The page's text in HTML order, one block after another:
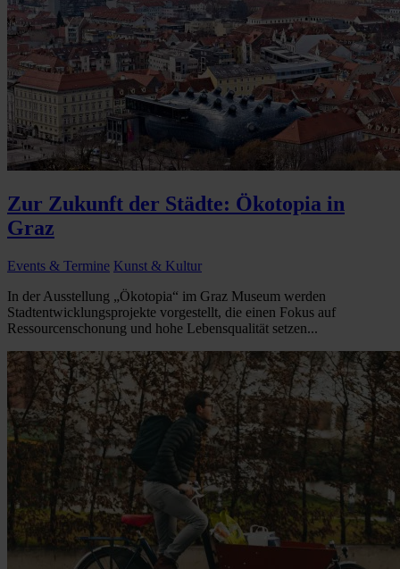
Zur Zukunft der Städte: Ökotopia in
Graz
Events & Termine Kunst & Kultur
In der Ausstellung „Ökotopia“ im Graz Museum werden
Stadtentwicklungsprojekte vorgestellt, die einen Fokus auf
Ressourcenschonung und hohe Lebensqualität setzen...